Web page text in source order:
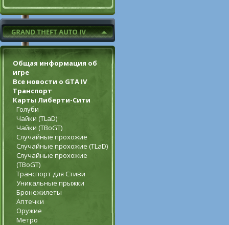
Общая информация об
игре
Все новости о GTA IV
Транспорт
Карты Либерти-Сити
Голуби
Чайки (TLaD)
Чайки (TBoGT)
Случайные прохожие
Случайные прохожие (TLaD)
Случайные прохожие
(TBoGT)
Транспорт для Стиви
Уникальные прыжки
Бронежилеты
Аптечки
Оружие
Метро